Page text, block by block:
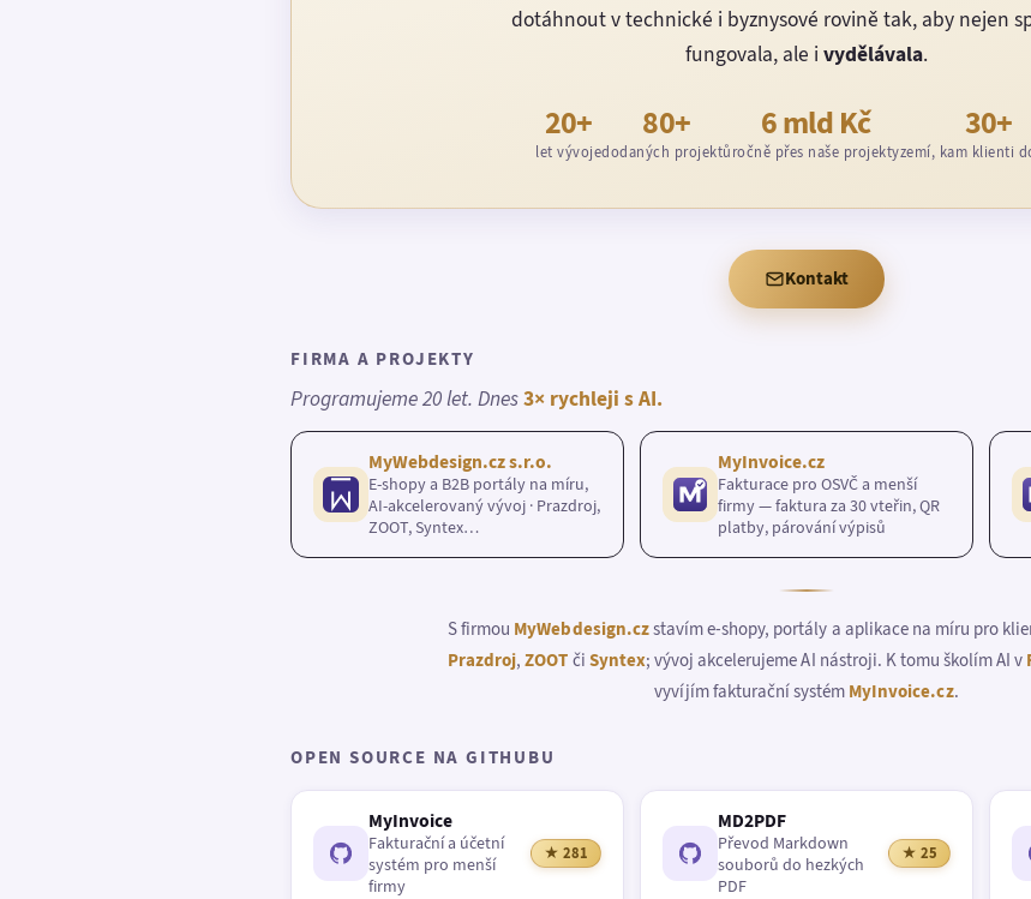
dotáhnout v technické i byznysové rovině tak, aby nejen
fungovala, ale i vydělávala.
20+
let vývoje
80+
dodaných projektů
6 mld Kč
ročně přes naše projekty
30+
zemí, kam klienti
Kontakt
FIRMA A PROJEKTY
Programujeme 20 let. Dnes3× rychleji s AI.
MyWebdesign.cz s.r.o.
E-shopy a B2B portály na míru,
AI-akcelerovaný vývoj · Prazdroj,
ZOOT, Syntex…
MyInvoice.cz
Fakturace pro OSVČ a menší
firmy — faktura za 30 vteřin, QR
platby, párování výpisů
S firmou MyWebdesign.czstavím e-shopy, portály a aplikace na míru pro
Prazdroj,ZOOT či Syntex; vývoj akcelerujeme AI nástroji. K tomu školím AI v
vyvíjím fakturační systém MyInvoice.cz.
OPEN SOURCE NA GITHUBU
MyInvoice
Fakturační a účetní
systém pro menší
firmy
★ 281
MD2PDF
Převod Markdown
souborů do hezkých
PDF
★ 25